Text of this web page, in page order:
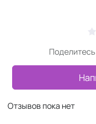
Отзывов пока нет